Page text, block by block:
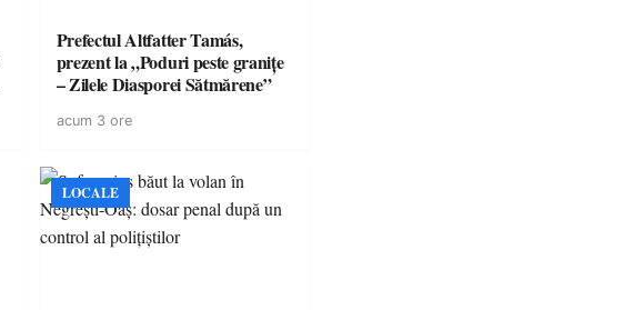
Prefectul Altfatter Tamás,
prezent la „Poduri peste granițe
– Zilele Diasporei Sătmărene”
acum 3 ore
LOCALE